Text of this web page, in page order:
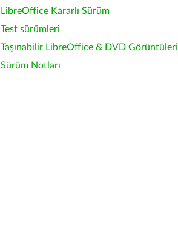
LibreOffice Kararlı Sürüm
Test sürümleri
Taşınabilir LibreOffice & DVD Görüntüleri
Sürüm Notları